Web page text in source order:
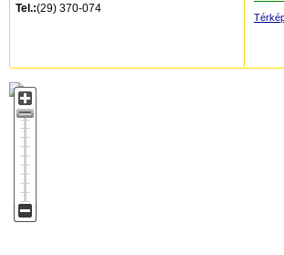
Tel.:(29) 370-074